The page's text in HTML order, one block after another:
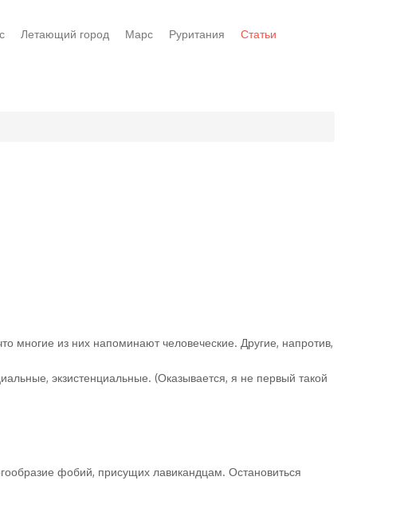
Летающий город Марс Руритания Статьи
многие из них напоминают человеческие. Другие, напротив,
экзистенциальные. (Оказывается, я не первый такой
фобий, присущих лавикандцам. Остановиться